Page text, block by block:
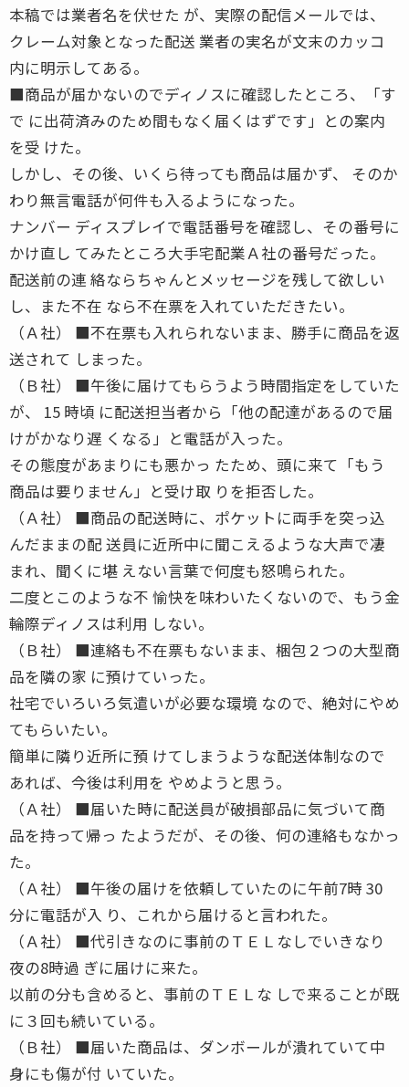
本稿では業者名を伏せた が、実際の配信メールでは、
クレーム対象となった配送 業者の実名が文末のカッコ
内に明示してある。
■商品が届かないのでディノスに確認したところ、「す
で に出荷済みのため間もなく届くはずです」との案内
を受 けた。
しかし、その後、いくら待っても商品は届かず、 そのか
わり無言電話が何件も入るようになった。
ナンバー ディスプレイで電話番号を確認し、その番号に
かけ直し てみたところ大手宅配業Ａ社の番号だった。
配送前の連 絡ならちゃんとメッセージを残して欲しい
し、また不在 なら不在票を入れていただきたい。
（Ａ社） ■不在票も入れられないまま、勝手に商品を返
送されて しまった。
（Ｂ社） ■午後に届けてもらうよう時間指定をしていた
が、 15 時頃 に配送担当者から「他の配達があるので届
けがかなり遅 くなる」と電話が入った。
その態度があまりにも悪かっ たため、頭に来て「もう
商品は要りません」と受け取 りを拒否した。
（Ａ社） ■商品の配送時に、ポケットに両手を突っ込
んだままの配 送員に近所中に聞こえるような大声で凄
まれ、聞くに堪 えない言葉で何度も怒鳴られた。
二度とこのような不 愉快を味わいたくないので、もう金
輪際ディノスは利用 しない。
（Ｂ社） ■連絡も不在票もないまま、梱包２つの大型商
品を隣の家 に預けていった。
社宅でいろいろ気遣いが必要な環境 なので、絶対にやめ
てもらいたい。
簡単に隣り近所に預 けてしまうような配送体制なので
あれば、今後は利用を やめようと思う。
（Ａ社） ■届いた時に配送員が破損部品に気づいて商
品を持って帰っ たようだが、その後、何の連絡もなかっ
た。
（Ａ社） ■午後の届けを依頼していたのに午前7時 30
分に電話が入 り、これから届けると言われた。
（Ａ社） ■代引きなのに事前のＴＥＬなしでいきなり
夜の8時過 ぎに届けに来た。
以前の分も含めると、事前のＴＥＬな しで来ることが既
に３回も続いている。
（Ｂ社） ■届いた商品は、ダンボールが潰れていて中
身にも傷が付 いていた。